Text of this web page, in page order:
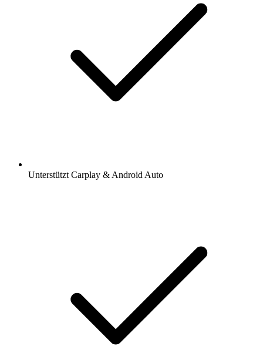
Unterstützt Carplay & Android Auto